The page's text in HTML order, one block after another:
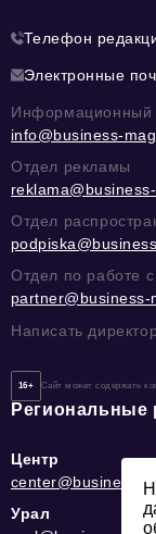
Телефон
Электронные
Информационный
info@business-
Отдел рекламы
Отдел
Отдел по работе
Написать
16+ Сайт может содержать
Региональные
Центр
center@business-
Урал